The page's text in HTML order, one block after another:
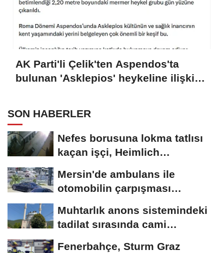
AK Parti'li Çelik'ten Aspendos'ta
bulunan 'Asklepios' heykeline ilişkin
SON HABERLER
Nefes borusuna lokma tatlısı
kaçan işçi, Heimlich
Mersin'de ambulans ile
otomobilin çarpışması
Muhtarlık anons sistemindeki
tadilat sırasında cami
Fenerbahçe, Sturm Graz